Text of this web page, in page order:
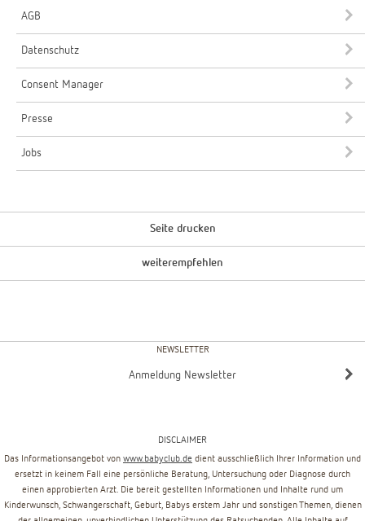
AGB
Datenschutz
Consent Manager
Presse
Jobs
Seite drucken
weiterempfehlen
NEWSLETTER
Anmeldung Newsletter
DISCLAIMER
Das Informationsangebot von www.babyclub.de dient ausschließlich Ihrer Information und
ersetzt in keinem Fall eine persönliche Beratung, Untersuchung oder Diagnose durch
einen approbierten Arzt. Die bereit gestellten Informationen und Inhalte rund um
Kinderwunsch, Schwangerschaft, Geburt, Babys erstem Jahr und sonstigen Themen, dienen